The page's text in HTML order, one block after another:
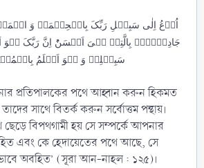
اُدۡعُ اِلٰی سَبِیۡلِ رَبِّکَ بِالۡحِکۡمَۃِ وَ
جَادِلۡہُمۡ بِالَّتِیۡ ہِیَ اَحۡسَنُؕ اِنَّ رَبَّکَ ہُوَ
سَبِیۡلِہٖ وَ ہُوَ اَعۡلَمُ
প্রতিপালকের পথে আহ্বান করুন হিকমত
সাথে বিতর্ক করুন সর্বোত্তম পন্থায়।
ছেড়ে বিপথগামী হয় সে সম্পর্কে আপনার
এবং কে হেদায়েতের পথে আছে, সে
অবহিত’ (সূরা আন-নাহল : ১২৫)।